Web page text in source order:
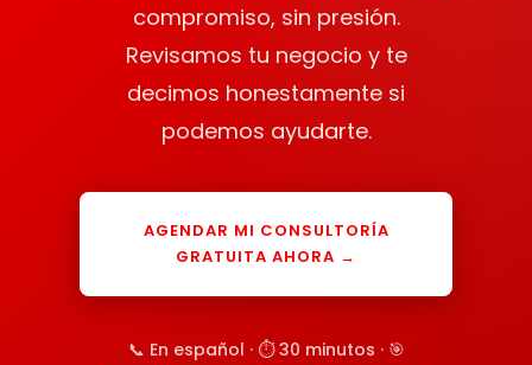
compromiso, sin presión.
Revisamos tu negocio y te
decimos honestamente si
podemos ayudarte.
AGENDAR MI CONSULTORÍA
GRATUITA AHORA →
📞 En español · ⏱ 30 minutos · 🎯